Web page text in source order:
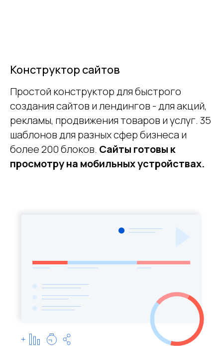
Конструктор сайтов
Простой конструктор для быстрого
создания сайтов и лендингов - для акций,
рекламы, продвижения товаров и услуг. 35
шаблонов для разных сфер бизнеса и
более 200 блоков. Сайты готовы к
просмотру на мобильных устройствах.